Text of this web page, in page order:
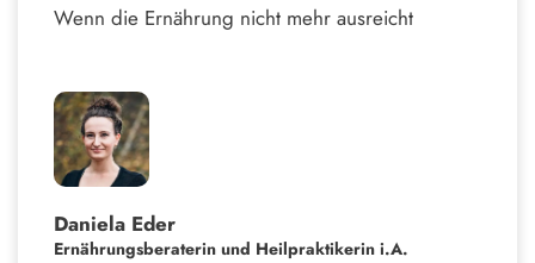
Wenn die Ernährung nicht mehr ausreicht
Daniela Eder
Ernährungsberaterin und Heilpraktikerin i.A.